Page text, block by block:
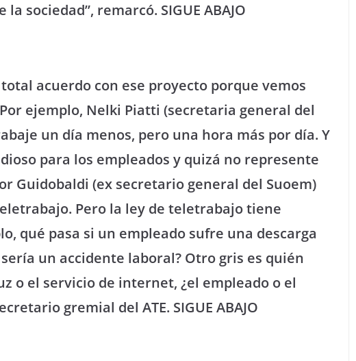
la sociedad”, remarcó. SIGUE ABAJO
acuerdo con ese proyecto porque vemos
ejemplo, Nelki Piatti (secretaria general del
un día menos, pero una hora más por día. Y
para los empleados y quizá no represente
Guidobaldi (ex secretario general del Suoem)
Pero la ley de teletrabajo tiene
qué pasa si un empleado sufre una descarga
un accidente laboral? Otro gris es quién
o el servicio de internet, ¿el empleado o el
gremial del ATE. SIGUE ABAJO